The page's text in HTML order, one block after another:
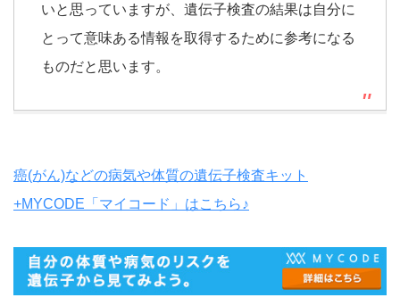
いと思っていますが、遺伝子検査の結果は自分に
とって意味ある情報を取得するために参考になる
ものだと思います。
癌(がん)などの病気や体質の遺伝子検査キット
+MYCODE「マイコード」はこちら♪